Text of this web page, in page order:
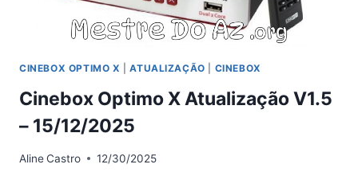
CINEBOX OPTIMO X |ATUALIZAÇÃO CINEBOX
Cinebox Optimo X Atualização V1.5
– 15/12/2025
AlineCastro 12/30/2025